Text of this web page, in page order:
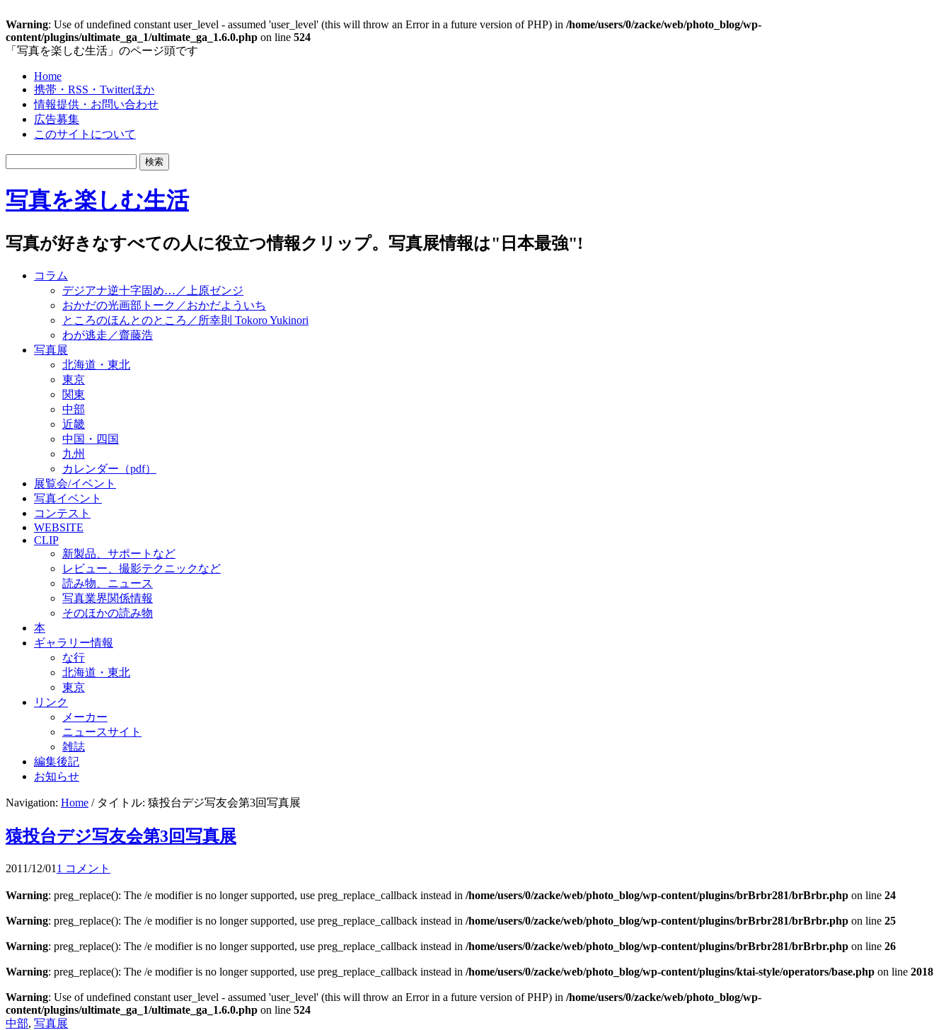
Warning: Use of undefined constant user_level - assumed 'user_level' (this will throw an Error in a future version of PHP) in /home/users/0/zacke/web/photo_blog/wp-
content/plugins/ultimate_ga_1/ultimate_ga_1.6.0.php on line 524
「写真を楽しむ生活」のページ頭です
Home
携帯・RSS・Twitterほか
情報提供・お問い合わせ
広告募集
このサイトについて
写真を楽しむ生活
写真が好きなすべての人に役立つ情報クリップ。写真展情報は"日本最強"!
コラム
デジアナ逆十字固め…／上原ゼンジ
おかだの光画部トーク／おかだよういち
ところのほんとのところ／所幸則 Tokoro Yukinori
わが逃走／齋藤浩
写真展
北海道・東北
東京
関東
中部
近畿
中国・四国
九州
カレンダー（pdf）
展覧会/イベント
写真イベント
コンテスト
WEBSITE
CLIP
新製品、サポートなど
レビュー、撮影テクニックなど
読み物、ニュース
写真業界関係情報
そのほかの読み物
本
ギャラリー情報
な行
北海道・東北
東京
リンク
メーカー
ニュースサイト
雑誌
編集後記
お知らせ
Navigation: Home / タイトル: 猿投台デジ写友会第3回写真展
猿投台デジ写友会第3回写真展
2011/12/01 1 コメント
Warning: preg_replace(): The /e modifier is no longer supported, use preg_replace_callback instead in /home/users/0/zacke/web/photo_blog/wp-content/plugins/brBrbr281/brBrbr.php on line 24
Warning: preg_replace(): The /e modifier is no longer supported, use preg_replace_callback instead in /home/users/0/zacke/web/photo_blog/wp-content/plugins/brBrbr281/brBrbr.php on line 25
Warning: preg_replace(): The /e modifier is no longer supported, use preg_replace_callback instead in /home/users/0/zacke/web/photo_blog/wp-content/plugins/brBrbr281/brBrbr.php on line 26
Warning: preg_replace(): The /e modifier is no longer supported, use preg_replace_callback instead in /home/users/0/zacke/web/photo_blog/wp-content/plugins/ktai-style/operators/base.php on line 2018
Warning: Use of undefined constant user_level - assumed 'user_level' (this will throw an Error in a future version of PHP) in /home/users/0/zacke/web/photo_blog/wp-
content/plugins/ultimate_ga_1/ultimate_ga_1.6.0.php on line 524
中部, 写真展